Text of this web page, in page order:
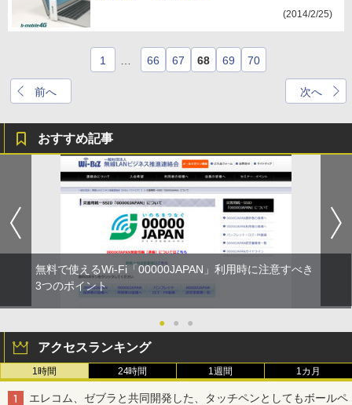
(2014/2/25)
前へ
1 66 67 68 69 70
次へ
おすすめ記事
無料で使えるWi-Fi「00000JAPAN」利用時に注意すべき
3つのポイント
● ● ●
アクセスランキング
1時間 24時間 1週間 1カ月
エレコム、ゼブラと共同開発した、タッチペンとしてもボールペ